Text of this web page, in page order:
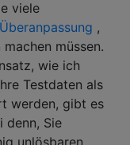
viele
Überanpassung ,
müssen.
wie ich
Testdaten als
werden, gibt es
denn, Sie
unlösbaren